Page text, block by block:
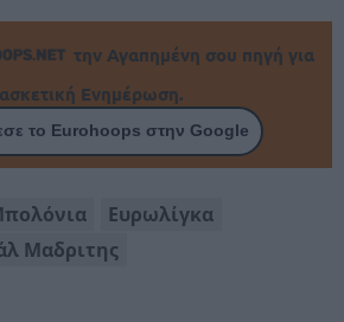
την Αγαπημένη σου πηγή για
Ενημέρωση.
το Eurohoops στην Google
Ευρωλίγκα
Μαδριτης